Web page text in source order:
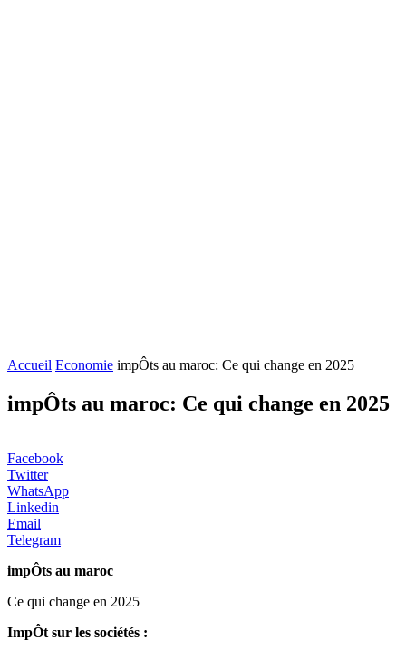
Accueil Economie impÔts au maroc: Ce qui change en 2025
impÔts au maroc: Ce qui change en 2025
Facebook
Twitter
WhatsApp
Linkedin
Email
Telegram
impÔts au maroc
Ce qui change en 2025
ImpÔt sur les sociétés :